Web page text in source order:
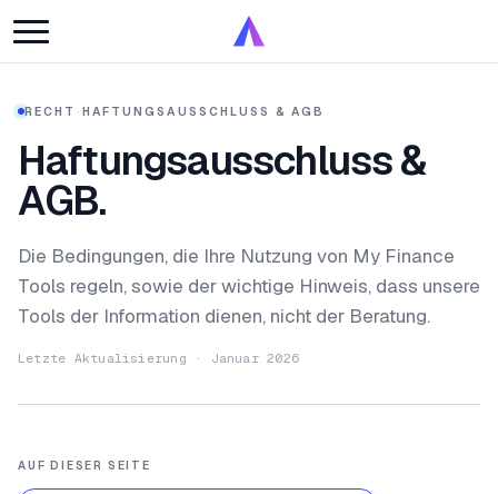
RECHT · HAFTUNGSAUSSCHLUSS & AGB
Haftungsausschluss &
AGB.
Die Bedingungen, die Ihre Nutzung von My Finance
Tools regeln, sowie der wichtige Hinweis, dass unsere
Tools der Information dienen, nicht der Beratung.
Letzte Aktualisierung · Januar 2026
AUF DIESER SEITE